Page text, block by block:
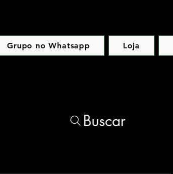
Grupo no Whatsapp Loja
Buscar